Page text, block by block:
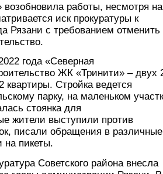
возобновила работы, несмотря
иск прокуратуры к
Рязани с требованием отменить
года «Северная
ЖК «Тринити» – двух
Стройка ведется
парку, на маленьком
стоянка для
жители выступили против
писали обращения в различные
на пикеты.
Советского района внесла